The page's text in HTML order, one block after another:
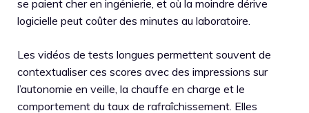
se paient cher en ingénierie, et où la moindre dérive
logicielle peut coûter des minutes au laboratoire.
Les vidéos de tests longues permettent souvent de
contextualiser ces scores avec des impressions sur
l’autonomie en veille, la chauffe en charge et le
comportement du taux de rafraîchissement. Elles